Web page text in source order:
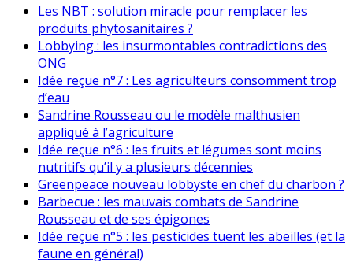
Les NBT : solution miracle pour remplacer les
produits phytosanitaires ?
Lobbying : les insurmontables contradictions des
ONG
Idée reçue n°7 : Les agriculteurs consomment trop
d’eau
Sandrine Rousseau ou le modèle malthusien
appliqué à l’agriculture
Idée reçue n°6 : les fruits et légumes sont moins
nutritifs qu’il y a plusieurs décennies
Greenpeace nouveau lobbyste en chef du charbon ?
Barbecue : les mauvais combats de Sandrine
Rousseau et de ses épigones
Idée reçue n°5 : les pesticides tuent les abeilles (et la
faune en général)